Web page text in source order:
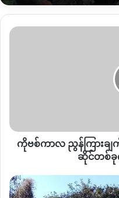
တို့ကပြန်ကြည့်ဖို့လိုတယ်” ဟု
ပြီး TAT ဖြင့်လည်း အလုပ်တစ်
ဖမ်းဘူး။ ဘာလို့လဲဆိုတော့ တရ
သဘောတူထားတယ်။ သူ့ကိုက
တွေပေးလိုက်တယ်။ သူပြန်
ပြောဆိုသည်။
ကို
တဲ့
မြစ်
ရှိ
KTV
ကိုဗစ်ကာလ ညွန်ကြားချ
ဆိုင်တစ်ခု
မံ
စီ